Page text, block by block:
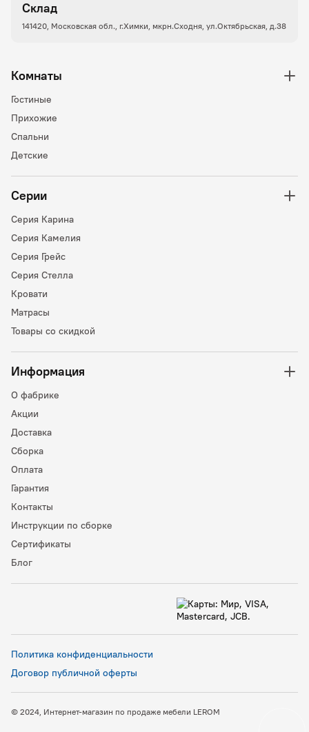
Склад
141420, Московская обл., г.Химки, мкрн.Сходня, ул.Октябрьская, д.38
Комнаты
Гостиные
Прихожие
Спальни
Детские
Серии
Серия Карина
Серия Камелия
Серия Грейс
Серия Стелла
Кровати
Матрасы
Товары со скидкой
Информация
О фабрике
Акции
Доставка
Сборка
Оплата
Гарантия
Контакты
Инструкции по сборке
Сертификаты
Блог
Политика конфиденциальности
Договор публичной оферты
© 2024, Интернет-магазин по продаже мебели LEROM